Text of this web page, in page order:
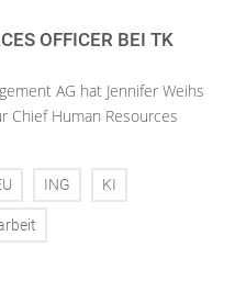
OFFICER BEI TK
AG hat Jennifer Weihs
Chief Human Resources
ING KI